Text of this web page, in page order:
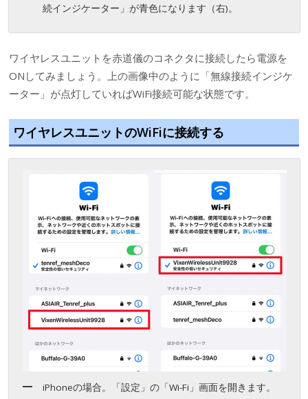
続インジケーター」が青色になります（右)。
ワイヤレスユニットを赤道儀のコネクタに接続したら電源を
ONしてみましょう。上の画像中のように「無線接続インジケ
ーター」が点灯していればWiFi接続可能な状態です。
ワイヤレスユニットのWiFiに接続する
iPhoneの場合。「設定」の「Wi-Fi」画面を開きます。